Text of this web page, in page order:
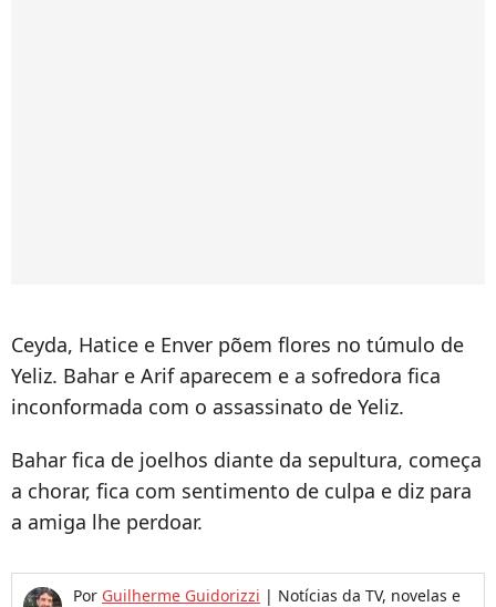
Ceyda, Hatice e Enver põem flores no túmulo de
Yeliz. Bahar e Arif aparecem e a sofredora fica
inconformada com o assassinato de Yeliz.
Bahar fica de joelhos diante da sepultura, começa
a chorar, fica com sentimento de culpa e diz para
a amiga lhe perdoar.
Por Guilherme Guidorizzi | Notícias da TV, novelas e